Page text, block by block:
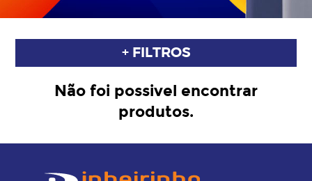
+ FILTROS
Não foi possivel encontrar
produtos.